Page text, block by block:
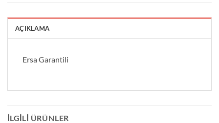
AÇIKLAMA
Ersa Garantili
İLGILI ÜRÜNLER